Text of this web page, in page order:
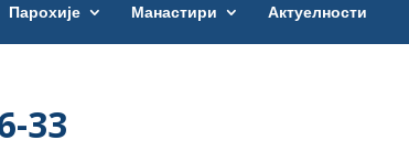
Парохије Манастири Актуелности
33